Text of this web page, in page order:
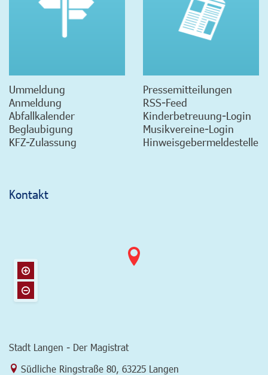
Ummeldung
Anmeldung
Abfallkalender
Beglaubigung
KFZ-Zulassung
Pressemitteilungen
RSS-Feed
Kinderbetreuung-Login
Musikvereine-Login
Hinweisgebermeldestelle
Kontakt
Stadt Langen - Der Magistrat
Link zur Google-Maps Navigation
Südliche Ringstraße 80 63225 Langen